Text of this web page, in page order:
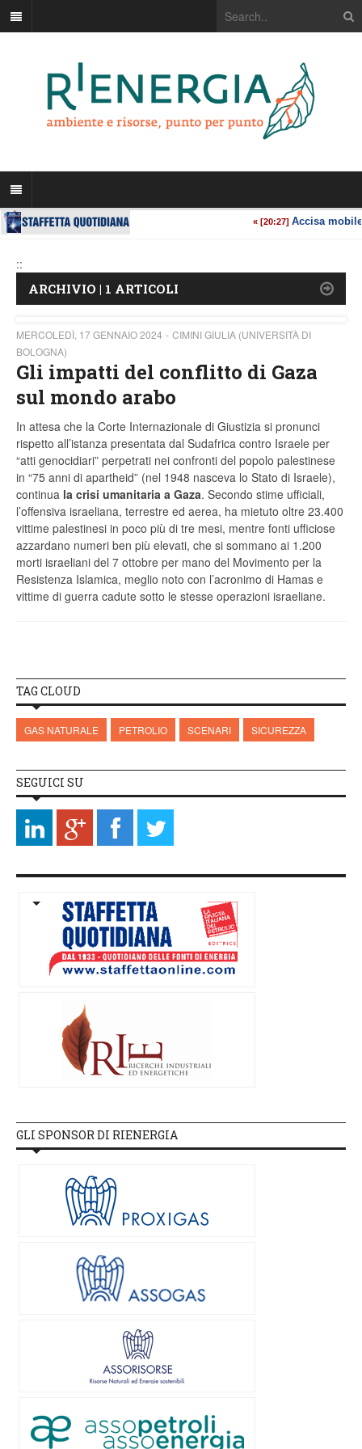
::
ARCHIVIO | 1 ARTICOLI
MERCOLEDÌ, 17 GENNAIO 2024
CIMINI GIULIA (UNIVERSITÀ DI
BOLOGNA)
Gli impatti del conflitto di Gaza
sul mondo arabo
In attesa che la Corte Internazionale di Giustizia si pronunci
rispetto all’istanza presentata dal Sudafrica contro Israele per
“atti genocidiari” perpetrati nei confronti del popolo palestinese
in “75 anni di apartheid” (nel 1948 nasceva lo Stato di Israele),
continua la crisi umanitaria a Gaza. Secondo stime ufficiali,
l’offensiva israeliana, terrestre ed aerea, ha mietuto oltre 23.400
vittime palestinesi in poco più di tre mesi, mentre fonti ufficiose
azzardano numeri ben più elevati, che si sommano ai 1.200
morti israeliani del 7 ottobre per mano del Movimento per la
Resistenza Islamica, meglio noto con l’acronimo di Hamas e
vittime di guerra cadute sotto le stesse operazioni israeliane.
TAG CLOUD
GAS NATURALE PETROLIO SCENARI SICUREZZA
SEGUICI SU
GLI SPONSOR DI RIENERGIA